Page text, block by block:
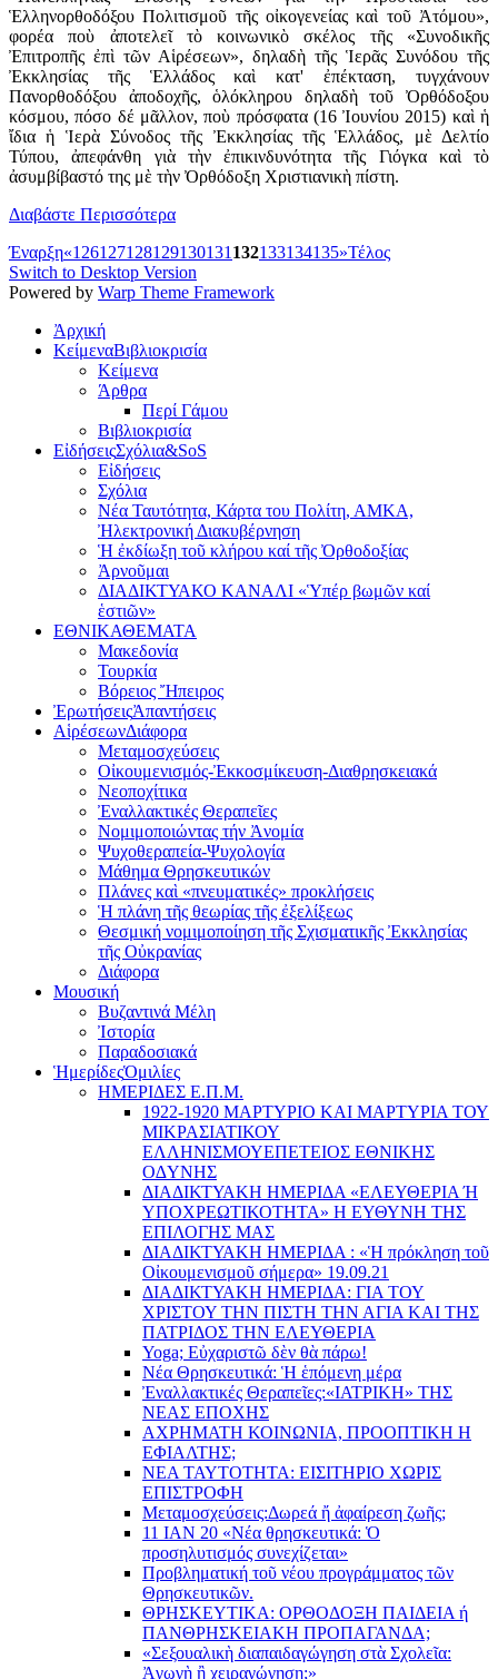
Ἑλληνορθοδόξου Πολιτισμοῦ τῆς οἰκογενείας καὶ τοῦ Ἀτόμου»,
φορέα ποὺ ἀποτελεῖ τὸ κοινωνικὸ σκέλος τῆς «Συνοδικῆς
Ἐπιτροπῆς ἐπὶ τῶν Αἱρέσεων», δηλαδὴ τῆς Ἱερᾶς Συνόδου τῆς
Ἐκκλησίας τῆς Ἑλλάδος καὶ κατ' ἐπέκταση, τυγχάνουν
Πανορθοδόξου ἀποδοχῆς, ὁλόκληρου δηλαδὴ τοῦ Ὀρθόδοξου
κόσμου, πόσο δέ μᾶλλον, ποὺ πρόσφατα (16 Ἰουνίου 2015) καὶ ἡ
ἴδια ἡ Ἱερὰ Σύνοδος τῆς Ἐκκλησίας τῆς Ἑλλάδος, μὲ Δελτίο
Τύπου, ἀπεφάνθη γιὰ τὴν ἐπικινδυνότητα τῆς Γιόγκα καὶ τὸ
ἀσυμβίβαστό της μὲ τὴν Ὀρθόδοξη Χριστιανικὴ πίστη.
Διαβάστε Περισσότερα
Έναρξη«126127128129130131 132133134135»Τέλος
Switch to Desktop Version
Powered by Warp Theme Framework
Ἀρχική
ΚείμεναΒιβλιοκρισία
Κείμενα
Άρθρα
Περί Γάμου
Βιβλιοκρισία
ΕἰδήσειςΣχόλια&SoS
Εἰδήσεις
Σχόλια
Νέα Ταυτότητα, Κάρτα του Πολίτη, ΑΜΚΑ,
Ἠλεκτρονική Διακυβέρνηση
Ἡ ἐκδίωξη τοῦ κλήρου καί τῆς Ὀρθοδοξίας
Ἀρνοῦμαι
ΔΙΑΔΙΚΤΥΑΚΟ ΚΑΝΑΛΙ «Ὑπέρ βωμῶν καί
ἑστιῶν»
ΕΘΝΙΚΑΘΕΜΑΤΑ
Μακεδονία
Τουρκία
Βόρειος Ἤπειρος
ἘρωτήσειςἈπαντήσεις
ΑἱρέσεωνΔιάφορα
Μεταμοσχεύσεις
Οἰκουμενισμός-Ἐκκοσμίκευση-Διαθρησκειακά
Νεοποχίτικα
Ἐναλλακτικές Θεραπεῖες
Νομιμοποιώντας τήν Ἀνομία
Ψυχοθεραπεία-Ψυχολογία
Μάθημα Θρησκευτικών
Πλάνες καὶ «πνευματικές» προκλήσεις
Ἡ πλάνη τῆς θεωρίας τῆς ἐξελίξεως
Θεσμική νομιμοποίηση τῆς Σχισματικῆς Ἐκκλησίας
τῆς Οὐκρανίας
Διάφορα
Μουσική
Βυζαντινά Μέλη
Ἰστορία
Παραδοσιακά
ἩμερίδεςὉμιλίες
ΗΜΕΡΙΔΕΣ Ε.Π.Μ.
1922-1920 ΜΑΡΤΥΡΙΟ ΚΑI ΜΑΡΤΥΡIΑ ΤΟΥ
ΜΙΚΡΑΣΙΑΤΙΚΟΥ
EΛΛΗΝΙΣΜΟΥEΠEΤΕΙΟΣ EΘΝΙΚHΣ
O∆YΝΗΣ
ΔΙΑΔΙΚΤΥΑΚΗ ΗΜΕΡΙΔΑ «EΛΕΥΘΕΡΙΑ Ή
YΠΟΧΡΕΩΤΙΚΟΤΗΤΑ» Η ΕΥΘΥΝΗ ΤΗΣ
EΠΙΛΟΓΗΣ ΜΑΣ
ΔΙΑΔΙΚΤΥΑΚΗ ΗΜΕΡΙΔΑ : «Ἡ πρόκληση τοῦ
Οἰκουμενισμοῦ σήμερα» 19.09.21
ΔΙΑΔΙΚΤΥΑΚΗ ΗΜΕΡΙΔΑ: ΓΙΑ ΤΟΥ
ΧΡΙΣΤΟΥ ΤΗΝ ΠΙΣΤΗ ΤΗΝ ΑΓΙΑ ΚΑΙ ΤΗΣ
ΠΑΤΡΙΔΟΣ ΤΗΝ ΕΛΕΥΘΕΡΙΑ
Yoga; Εὐχαριστῶ δὲν θὰ πάρω!
Νέα Θρησκευτικά: Ἡ ἑπόμενη μέρα
Ἐναλλακτικές Θεραπεῖες:«ΙΑΤΡΙΚΗ» ΤΗΣ
ΝΕΑΣ ΕΠΟΧΗΣ
ΑΧΡΗΜΑΤΗ ΚΟΙΝΩΝΙΑ, ΠΡΟΟΠΤΙΚΗ Η
ΕΦΙΑΛΤΗΣ;
ΝΕΑ ΤΑΥΤΟΤΗΤΑ: ΕΙΣΙΤΗΡΙΟ ΧΩΡΙΣ
ΕΠΙΣΤΡΟΦΗ
Μεταμοσχεύσεις:Δωρεά ἤ ἀφαίρεση ζωῆς;
11 ΙΑΝ 20 «Νέα θρησκευτικά: Ὁ
προσηλυτισμός συνεχίζεται»
Προβληματική τοῦ νέου προγράμματος τῶν
Θρησκευτικῶν.
ΘΡΗΣΚΕΥΤΙΚΑ: ΟΡΘΟΔΟΞΗ ΠΑΙΔΕΙΑ ή
ΠΑΝΘΡΗΣΚΕΙΑΚΗ ΠΡΟΠΑΓΑΝΔΑ;
«Σεξουαλικὴ διαπαιδαγώγηση στὰ Σχολεῖα:
Ἀγωγὴ ἢ χειραγώγηση;»